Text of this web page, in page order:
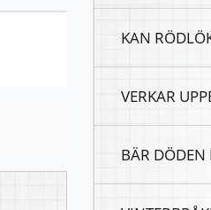
KAN
VERKAR
BÄR DÖDEN